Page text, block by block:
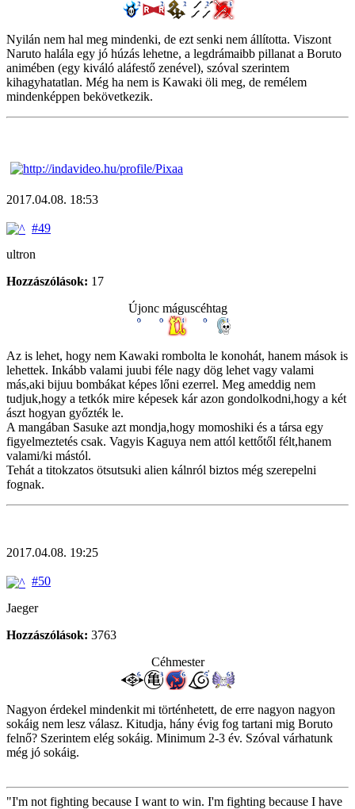
Nyilán nem hal meg mindenki, de ezt senki nem állította. Viszont
Naruto halála egy jó húzás lehetne, a legdrámaibb pillanat a Boruto
animében (egy kiváló aláfestő zenével), szóval szerintem
kihagyhatatlan. Még ha nem is Kawaki öli meg, de remélem
mindenképpen bekövetkezik.
2017.04.08. 18:53
#49
ultron
Hozzászólások: 17
Újonc máguscéhtag
Az is lehet, hogy nem Kawaki rombolta le konohát, hanem mások is
lehettek. Inkább valami juubi féle nagy dög lehet vagy valami
más,aki bijuu bombákat képes lőni ezerrel. Meg ameddig nem
tudjuk,hogy a tetkók mire képesek kár azon gondolkodni,hogy a két
ászt hogyan győzték le.
A mangában Sasuke azt mondja,hogy momoshiki és a társa egy
figyelmeztetés csak. Vagyis Kaguya nem attól kettőtől félt,hanem
valami/ki mástól.
Tehát a titokzatos ötsutsuki alien kálnról biztos még szerepelni
fognak.
2017.04.08. 19:25
#50
Jaeger
Hozzászólások: 3763
Céhmester
Nagyon érdekel mindenkit mi történhetett, de erre nagyon nagyon
sokáig nem lesz válasz. Kitudja, hány évig fog tartani mig Boruto
felnő? Szerintem elég sokáig. Minimum 2-3 év. Szóval várhatunk
még jó sokáig.
"I'm not fighting because I want to win. I'm fighting because I have